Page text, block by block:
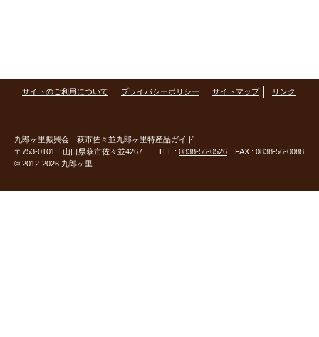
サイトのご利用について プライバシーポリシー サイトマップ リンク
九郎ヶ里振興会 萩市佐々並九郎ヶ里特産品ガイド
〒753-0101 山口県萩市佐々並4267 TEL : 0838-56-0526 FAX : 0838-56-0088
© 2012-2026 九郎ヶ里.